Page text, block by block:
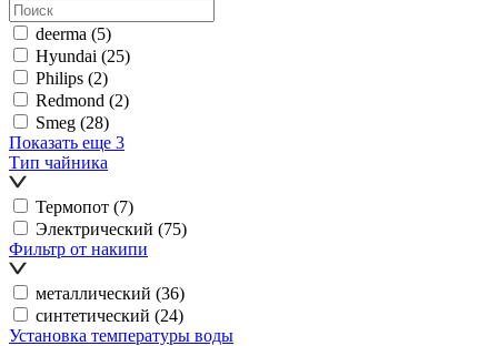
deerma (5)
Hyundai (25)
Philips (2)
Redmond (2)
Smeg (28)
Показать еще 3
Тип чайника
Термопот (7)
Электрический (75)
Фильтр от накипи
металлический (36)
синтетический (24)
Установка температуры воды